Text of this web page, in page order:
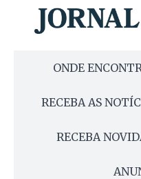
ONDE
RECEBA AS
RECEBA